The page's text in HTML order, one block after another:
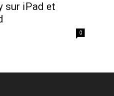
sur iPad et
0